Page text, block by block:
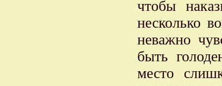
чтобы
несколько
неважно
быть
место